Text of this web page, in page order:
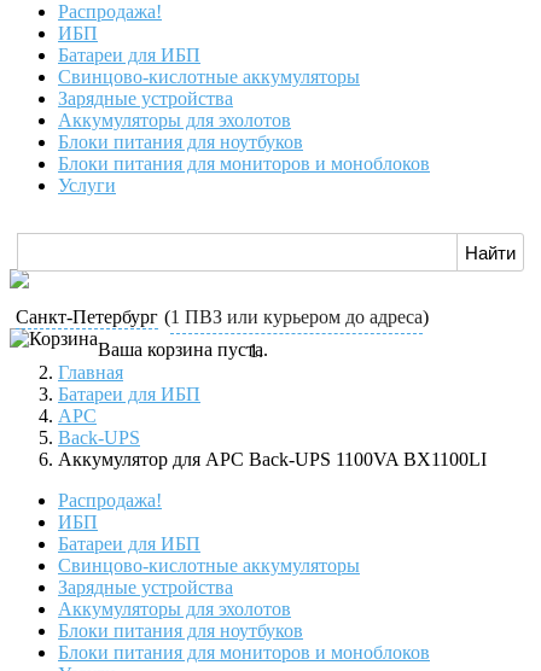
Распродажа!
ИБП
Батареи для ИБП
Свинцово-кислотные аккумуляторы
Зарядные устройства
Аккумуляторы для эхолотов
Блоки питания для ноутбуков
Блоки питания для мониторов и моноблоков
Услуги
Санкт-Петербург (1 ПВЗ или курьером до адреса)
Ваша корзина пуста.
Главная
Батареи для ИБП
APC
Back-UPS
Аккумулятор для APC Back-UPS 1100VA BX1100LI
Распродажа!
ИБП
Батареи для ИБП
Свинцово-кислотные аккумуляторы
Зарядные устройства
Аккумуляторы для эхолотов
Блоки питания для ноутбуков
Блоки питания для мониторов и моноблоков